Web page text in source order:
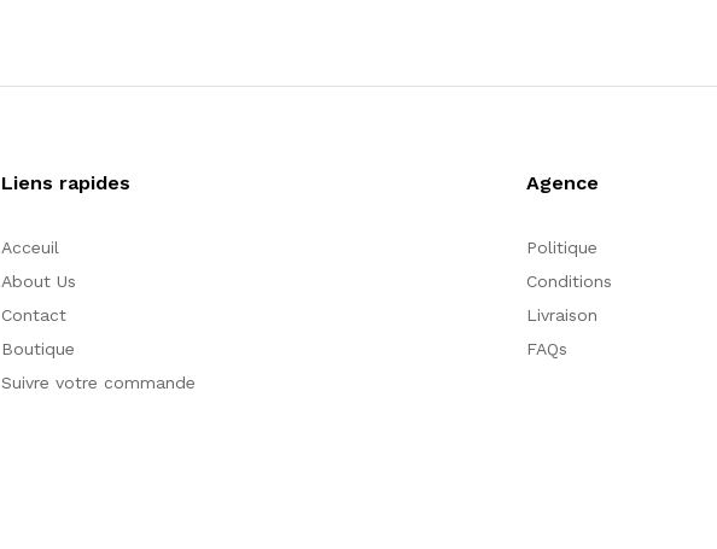
Liens rapides
Acceuil
About Us
Contact
Boutique
Suivre votre commande
Agence
Politique
Conditions
Livraison
FAQs